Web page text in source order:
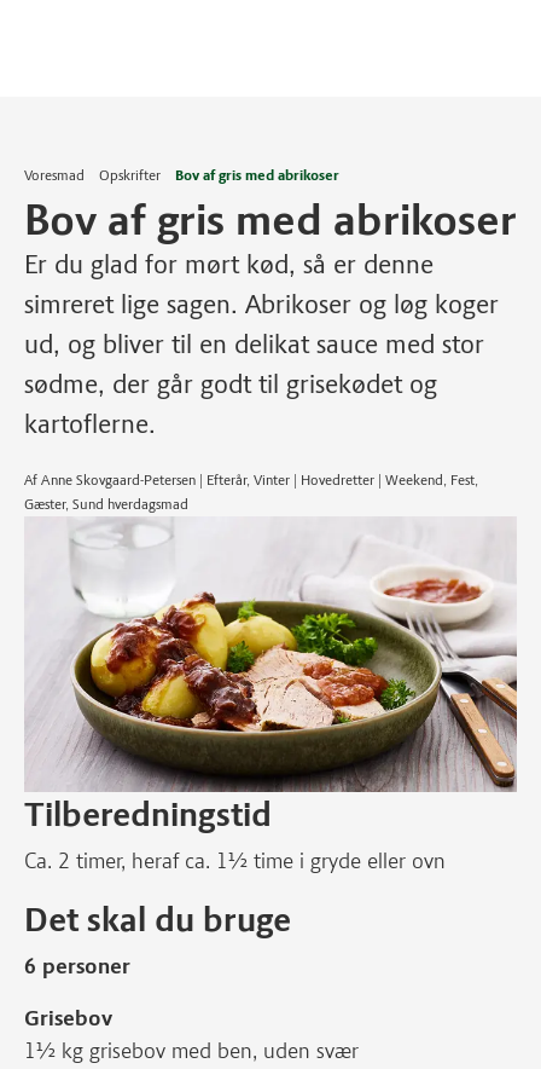
Voresmad Opskrifter Bov af gris med abrikoser
Bov af gris med abrikoser
Er du glad for mørt kød, så er denne
simreret lige sagen. Abrikoser og løg koger
ud, og bliver til en delikat sauce med stor
sødme, der går godt til grisekødet og
kartoflerne.
Af Anne Skovgaard-Petersen | Efterår, Vinter | Hovedretter | Weekend, Fest,
Gæster, Sund hverdagsmad
Tilberedningstid
Ca. 2 timer, heraf ca. 1½ time i gryde eller ovn
Det skal du bruge
6 personer
Grisebov
1½ kg grisebov med ben, uden svær